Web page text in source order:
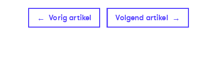
Vorig artikel Volgend artikel